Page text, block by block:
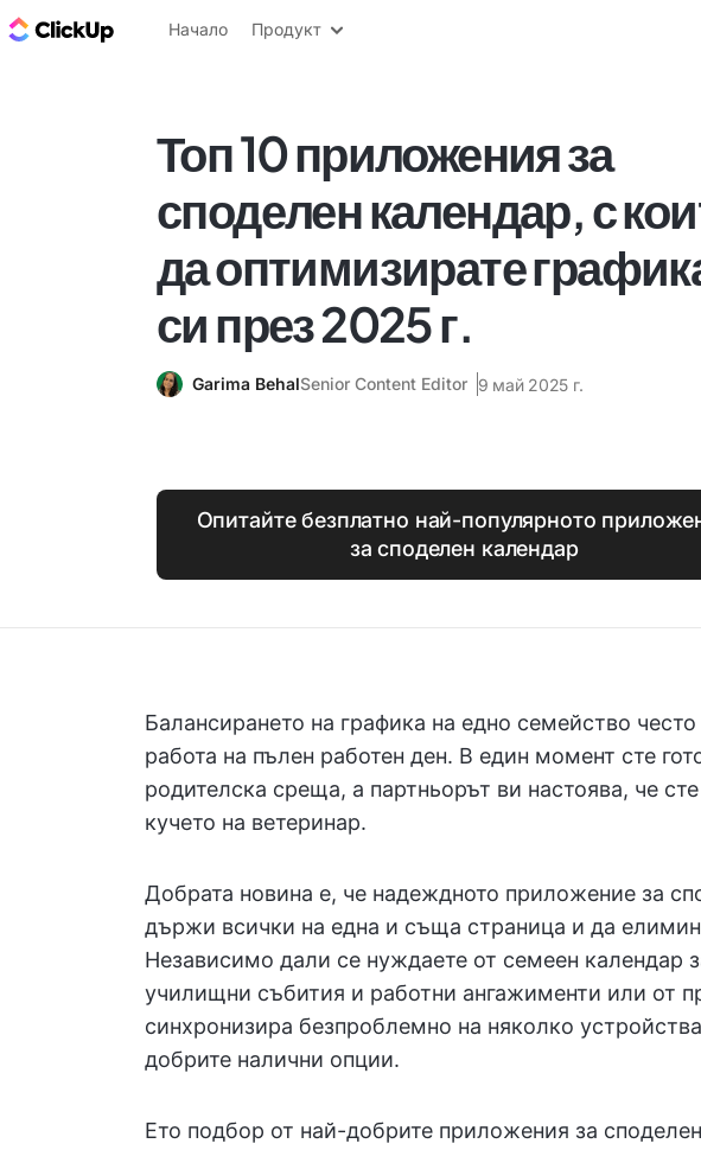
ClickUp блог
Начало Продукт
Топ 10 приложения за
споделен календар, с
да оптимизирате
си през 2025 г.
Garima BehalSenior Content Editor 9 май 2025 г.
Опитайте безплатно най-популярното
за споделен календар
Балансирането на графика на едно семейство
работа на пълен работен ден. В един момент сте
родителска среща, а партньорът ви настоява, че
кучето на ветеринар.
Добрата новина е, че надеждното приложение за
държи всички на една и съща страница и да
Независимо дали се нуждаете от семеен календар
училищни събития и работни ангажименти или от
синхронизира безпроблемно на няколко
добрите налични опции.
Ето подбор от най-добрите приложения за